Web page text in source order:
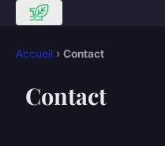
Accueil › Contact
Contact